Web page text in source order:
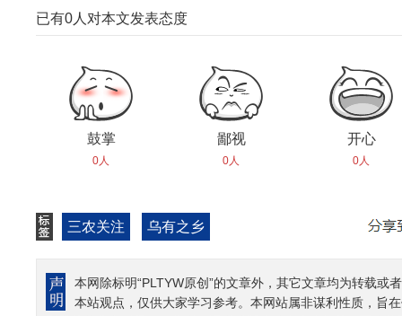
已有0 人对本文发表态度
鼓掌
0人
鄙视
0人
开心
0人
三农关注 乌有之乡
本网除标明“PLTYW原创”的文章外，其它文章均为转载
本站观点，仅供大家学习参考。本网站属非谋利性质，旨